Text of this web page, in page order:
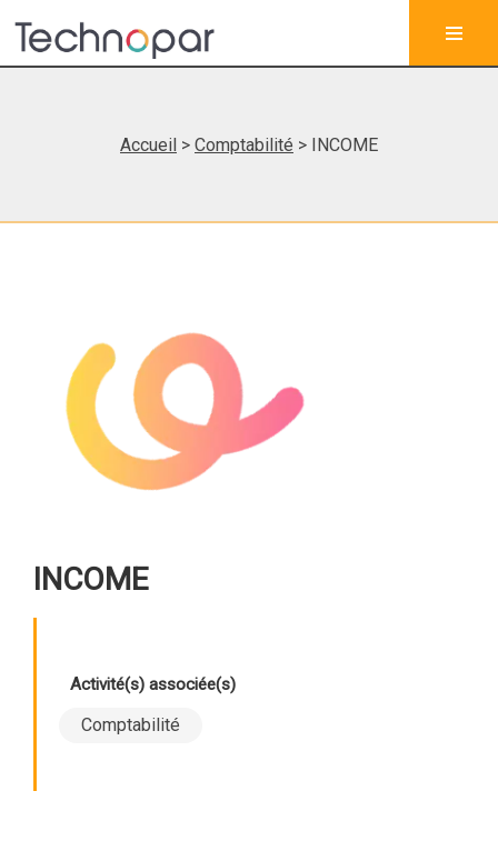
Accueil > Comptabilité > INCOME
INCOME
Activité(s) associée(s)
Comptabilité